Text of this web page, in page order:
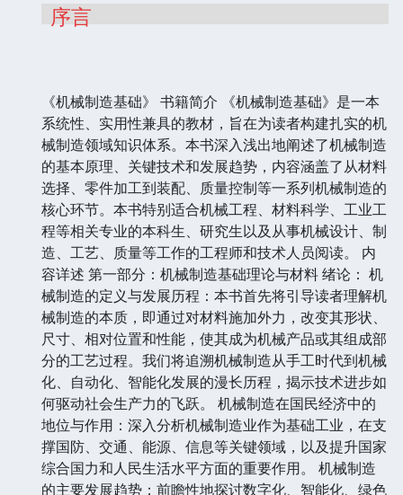
序言
《机械制造基础》 书籍简介 《机械制造基础》是一本
系统性、实用性兼具的教材，旨在为读者构建扎实的机
械制造领域知识体系。本书深入浅出地阐述了机械制造
的基本原理、关键技术和发展趋势，内容涵盖了从材料
选择、零件加工到装配、质量控制等一系列机械制造的
核心环节。本书特别适合机械工程、材料科学、工业工
程等相关专业的本科生、研究生以及从事机械设计、制
造、工艺、质量等工作的工程师和技术人员阅读。 内
容详述 第一部分：机械制造基础理论与材料 绪论： 机
械制造的定义与发展历程：本书首先将引导读者理解机
械制造的本质，即通过对材料施加外力，改变其形状、
尺寸、相对位置和性能，使其成为机械产品或其组成部
分的工艺过程。我们将追溯机械制造从手工时代到机械
化、自动化、智能化发展的漫长历程，揭示技术进步如
何驱动社会生产力的飞跃。 机械制造在国民经济中的
地位与作用：深入分析机械制造业作为基础工业，在支
撑国防、交通、能源、信息等关键领域，以及提升国家
综合国力和人民生活水平方面的重要作用。 机械制造
的主要发展趋势：前瞻性地探讨数字化、智能化、绿色